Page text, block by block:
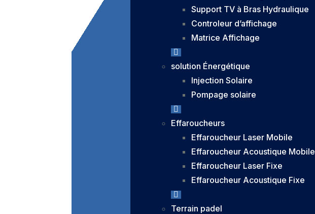
Support TV à Bras Hydraulique
Controleur d’affichage
Matrice Affichage
solution Énergétique
Injection Solaire
Pompage solaire
Effaroucheurs
Effaroucheur Laser Mobile
Effaroucheur Acoustique Mobile
Effaroucheur Laser Fixe
Effaroucheur Acoustique Fixe
Terrain padel